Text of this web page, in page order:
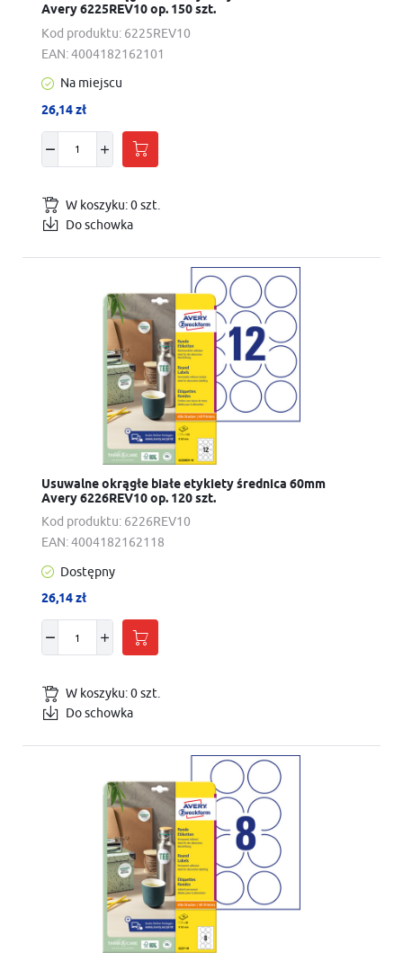
Kod produktu: 6225REV10
Avery 6225REV10 op. 150 szt.
EAN:4004182162101
Na miejscu
26,14 zł
W koszyku:0szt.
Do schowka
Kod produktu: 6226REV10
Usuwalne okrągłe białe etykiety średnica 60mm
Avery 6226REV10 op. 120 szt.
EAN:4004182162118
Dostępny
26,14 zł
W koszyku:0szt.
Do schowka